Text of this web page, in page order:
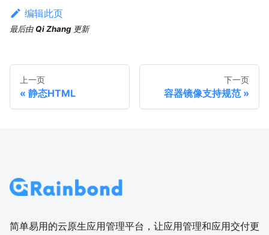
编辑此页
最后由Qi Zhang 更新
上一页
静态HTML
下一页
容器镜像支持规范
简单易用的云原生应用管理平台，让应用管理和应用交付更